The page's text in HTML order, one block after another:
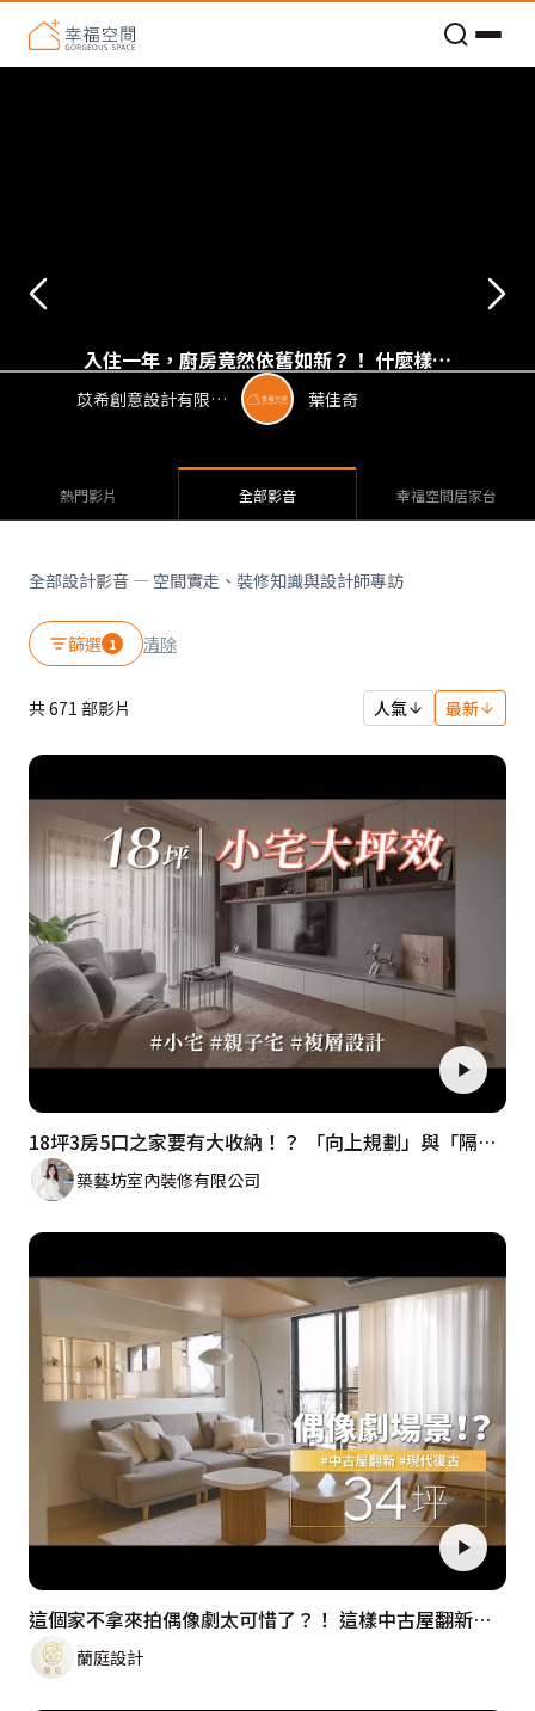
入住一年，廚房竟然依舊如新？！ 什麼樣的
廚具與動線配置，可以不油膩又好料理？？｜
苡希創意設計-葉佳奇｜ @gorgeo
苡希創意設計有限公司 葉佳奇
熱門影片 全部影音 幸福空間居家台
全部設計影音 — 空間實走、裝修知識與設計師專訪
篩選 1 清除
共671 部影片 人氣 最新
18坪3房5口之家要有大收納！？ 「向上規劃」與「隔間變動」竟是她創造坪效的最佳方案？？
築藝坊室內裝修有限公司
這個家不拿來拍偶像劇太可惜了？！ 這樣中古屋翻新，室內竟然不到200萬？！
蘭庭設計